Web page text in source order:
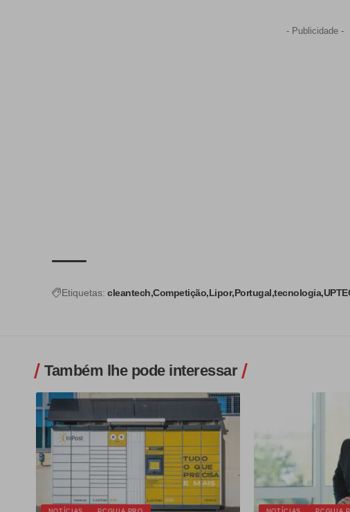
- Publicidade -
Etiquetas: cleantech Competição Lipor Portugal tecnologia
Também lhe pode interessar